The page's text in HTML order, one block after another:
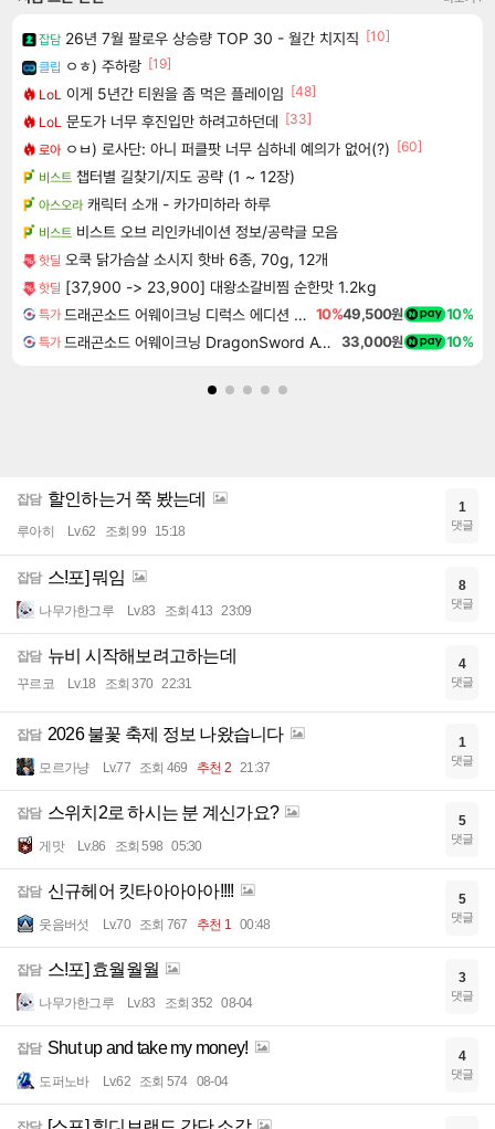
잡담 26년 7월 팔로우 상승량 TOP 30 - 월간 치지직 [10]
클립 ㅇㅎ) 주하랑 [19]
LoL 이게 5년간 티원을 좀 먹은 플레이임 [48]
LoL 문도가 너무 후진입만 하려고하던데 [33]
로아 ㅇㅂ) 로사단: 아니 퍼클팟 너무 심하네 예의가 없어(?) [60]
비스트 챕터별 길찾기/지도 공략 (1 ~ 12장)
아스오라 캐릭터 소개 - 카가미하라 하루
비스트 비스트 오브 리인카네이션 정보/공략글 모음
핫딜 오쿡 닭가슴살 소시지 핫바 6종, 70g, 12개
핫딜 [37,900 -> 23,900] 대왕소갈비찜 순한맛 1.2kg
특가 드래곤소드 어웨이크닝 디럭스 에디션 DragonSword Awakening Deluxe Edition 10%49,500원 10%
특가 드래곤소드 어웨이크닝 DragonSword Awakening 33,000원 10%
잡담 할인하는거 쭉 봤는데
루아히 Lv.62 조회 99 15:18
1
댓글
잡담 스!포] 뭐임
나무가한그루 Lv.83 조회 413 23:09
8
댓글
잡담 뉴비 시작해보려고하는데
꾸르코 Lv.18 조회 370 22:31
4
댓글
잡담 2026 불꽃 축제 정보 나왔습니다
모르가냥 Lv.77 조회 469 추천 2 21:37
1
댓글
잡담 스위치2로 하시는 분 계신가요?
게맛 Lv.86 조회 598 05:30
5
댓글
잡담 신규헤어 킷타아아아아!!!!
웃음버섯 Lv.70 조회 767 추천 1 00:48
5
댓글
잡담 스!포] 효월월월
나무가한그루 Lv.83 조회 352 08-04
3
댓글
잡담 Shut up and take my money!
도퍼노바 Lv.62 조회 574 08-04
4
댓글